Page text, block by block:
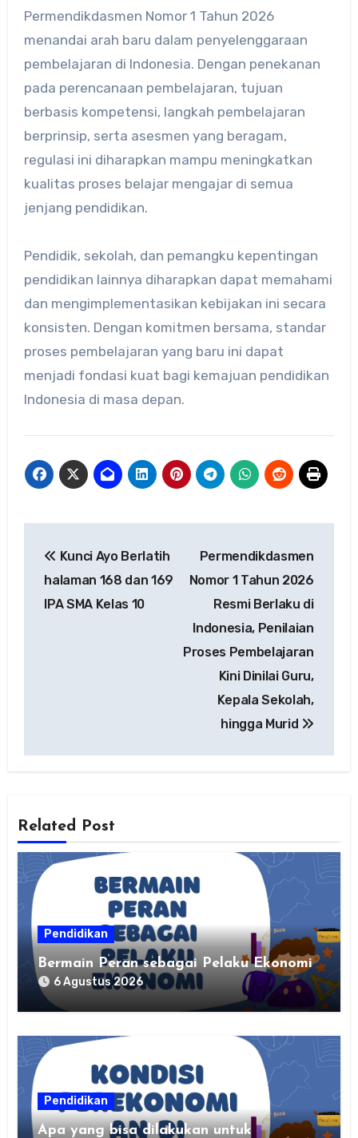
Permendikdasmen Nomor 1 Tahun 2026
menandai arah baru dalam penyelenggaraan
pembelajaran di Indonesia. Dengan penekanan
pada perencanaan pembelajaran, tujuan
berbasis kompetensi, langkah pembelajaran
berprinsip, serta asesmen yang beragam,
regulasi ini diharapkan mampu meningkatkan
kualitas proses belajar mengajar di semua
jenjang pendidikan.
Pendidik, sekolah, dan pemangku kepentingan
pendidikan lainnya diharapkan dapat memahami
dan mengimplementasikan kebijakan ini secara
konsisten. Dengan komitmen bersama, standar
proses pembelajaran yang baru ini dapat
menjadi fondasi kuat bagi kemajuan pendidikan
Indonesia di masa depan.
pos
Kunci Ayo Berlatih
halaman 168 dan 169
IPA SMA Kelas 10
Permendikdasmen
Nomor 1 Tahun 2026
Resmi Berlaku di
Indonesia, Penilaian
Proses Pembelajaran
Kini Dinilai Guru,
Kepala Sekolah,
hingga Murid
Related Post
Pendidikan
Bermain Peran sebagai Pelaku Ekonomi
6 Agustus 2026
Pendidikan
Apa yang bisa dilakukan untuk